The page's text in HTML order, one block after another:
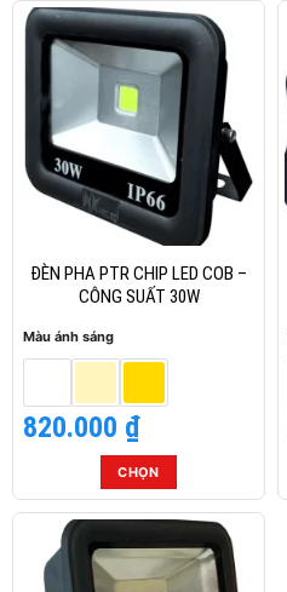
phẩm
này
nhiều
biến
thể.
Các
tùy
chọn
có
thể
được
trang
phẩm
ĐÈN PHA PTR CHIP LED COB –
CÔNG SUẤT 30W
Màu ánh sáng
820.000 ₫
CHỌN
Sản
phẩm
này
có